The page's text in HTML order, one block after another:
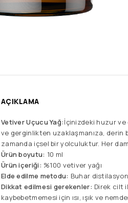
AÇIKLAMA
Vetiver Uçucu Yağ:İçinizdeki huzur
ve gerginlikten uzaklaşmanıza, derin
zamanda içsel bir yolculuktur. Her
Ürün boyutu: 10 ml
Ürün içeriği: %100 vetiver yağı
Elde edilme metodu: Buhar
Dikkat edilmesi gerekenler: Direk cilt
kaybebetmemesi için ısı, ışık ve